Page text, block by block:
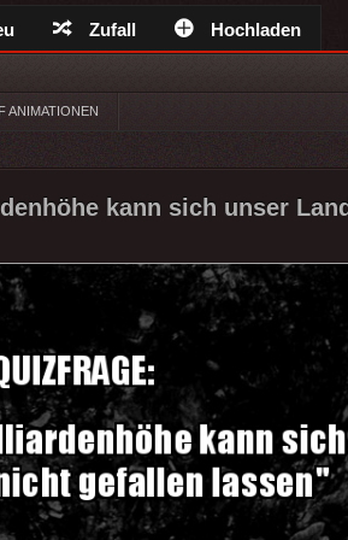
Zufall Hochladen
ANIMATIONEN
kann sich unser